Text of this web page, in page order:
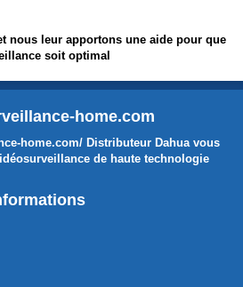
nous leur apportons une aide pour que
soit optimal
home.com
home.com/ Distributeur Dahua vous
de haute technologie